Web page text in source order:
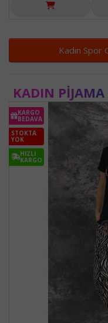
Kadın Spor
KADIN
KARGO
BEDAVA
STOKTA
YOK
HIZLI
KARGO